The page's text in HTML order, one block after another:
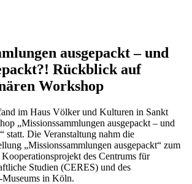
ausgepackt – und
Rückblick auf
Workshop
im Haus Völker und Kulturen in Sankt
„Missionssammlungen ausgepackt – und
statt. Die Veranstaltung nahm die
„Missionssammlungen ausgepackt“ zum
des Centrums für
Studien (CERES) und des
Museums in Köln.